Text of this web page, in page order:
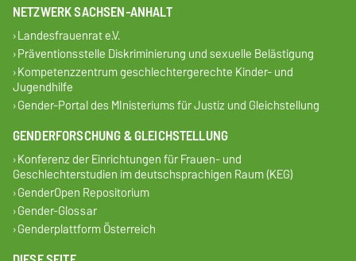
NETZWERK SACHSEN-ANHALT
Landesfrauenrat e.V.
Präventionsstelle Diskriminierung und sexuelle Belästigung
Kompetenzzentrum geschlechtergerechte Kinder- und
Jugendhilfe
Gender-Portal des MInisteriums für Justiz und Gleichstellung
GENDERFORSCHUNG & GLEICHSTELLUNG
Konferenz der Einrichtungen für Frauen- und
Geschlechterstudien im deutschsprachigen Raum (KEG)
GenderOpen Repositorium
Gender-Glossar
Genderplattform Österreich